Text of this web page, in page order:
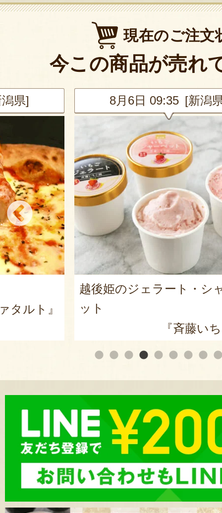
現在のご注文
今この商品が売れ
県] 8月6日 08:48 [埼玉
サーバーロック「ウェー
ブラー イリス」
『